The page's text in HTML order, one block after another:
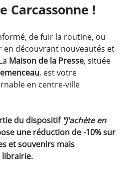
Carcassonne !
de fuir la routine, ou
en découvrant nouveautés et
Maison de la Presse, située
, est votre
en centre-ville
du dispositif "J'achète en
une réduction de -10% sur
et souvenirs mais
librairie.